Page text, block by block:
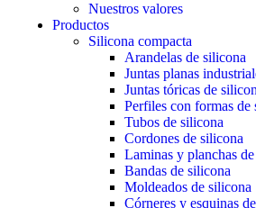
Nuestros valores
Productos
Silicona compacta
Arandelas de silicona
Juntas planas
Juntas tóricas de
Perfiles con formas de
Tubos de silicona
Cordones de silicona
Laminas y planchas
Bandas de silicona
Moldeados de silicona
Córneres y esquinas